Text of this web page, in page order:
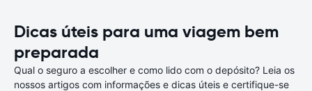
Dicas úteis para uma viagem bem
preparada
Qual o seguro a escolher e como lido com o depósito? Leia os
nossos artigos com informações e dicas úteis e certifique-se